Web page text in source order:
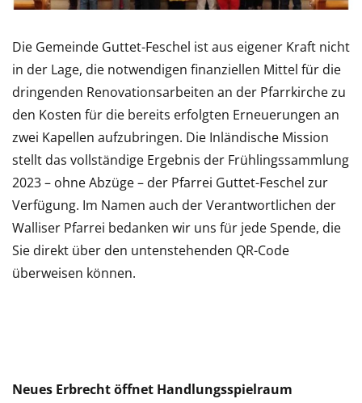
Die Gemeinde Guttet-Feschel ist aus eigener Kraft nicht
in der Lage, die notwendigen finanziellen Mittel für die
dringenden Renovationsarbeiten an der Pfarrkirche zu
den Kosten für die bereits erfolgten Erneuerungen an
zwei Kapellen aufzubringen. Die Inländische Mission
stellt das vollständige Ergebnis der Frühlingssammlung
2023 – ohne Abzüge – der Pfarrei Guttet-Feschel zur
Verfügung. Im Namen auch der Verantwortlichen der
Walliser Pfarrei bedanken wir uns für jede Spende, die
Sie direkt über den untenstehenden QR-Code
überweisen können.
Neues Erbrecht öffnet Handlungsspielraum